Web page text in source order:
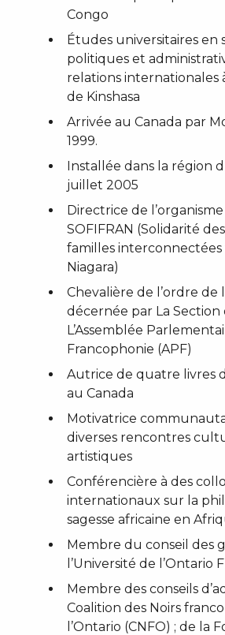
Congo
Études universitaires en
politiques et
relations internationales
de Kinshasa
Arrivée au Canada par
1999.
Installée dans la région
juillet 2005
Directrice de
SOFIFRAN (Solidarité
familles
Niagara)
Chevalière de l’ordre de
décernée par La Section
L’Assemblée
Francophonie (APF)
Autrice de quatre livres
au Canada
Motivatrice
diverses rencontres
artistiques
Conférencière à des
internationaux sur la
sagesse africaine en
Membre du conseil des
l’Université de l’Ontario
Membre des conseils
Coalition des Noirs
l’Ontario (CNFO) ; de la